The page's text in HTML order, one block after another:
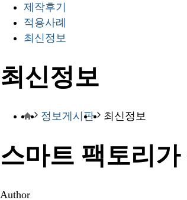
제작후기
적용사례
최신정보
최신정보
정보게시판 최신정보
스마트 팩토리
Author